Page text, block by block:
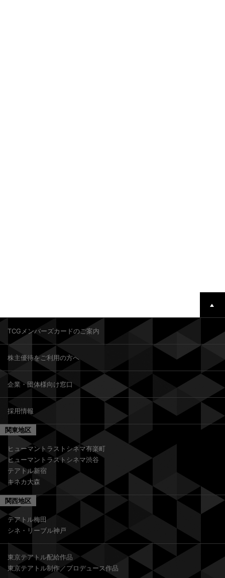
TCGメンバーズカードのご案内
株主優待をご利用の方へ
企業・団体様向け窓口
採用情報
関東地区
ヒューマントラストシネマ有楽町
ヒューマントラストシネマ渋谷
テアトル新宿
キネカ大森
関西地区
テアトル梅田
シネ・リーブル神戸
東京テアトル配給作品
東京テアトル制作／プロデュース作品